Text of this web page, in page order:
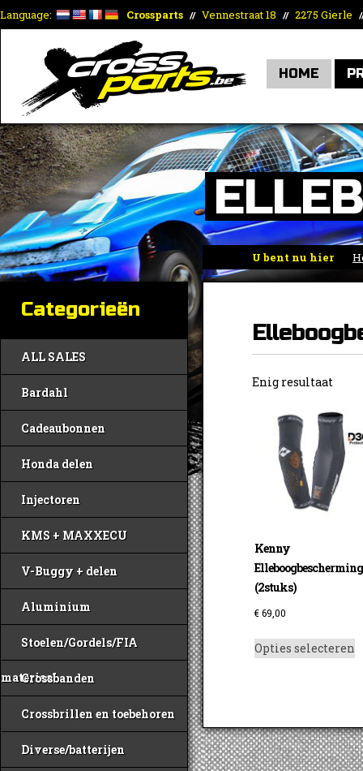
Language: Crossparts // Vennestraat 18 // 2275 Gierle
HOME
U bent nu hier
Categorieën
ALL SALES
Bardahl
Cadeaubonnen
Honda delen
Injectoren
KMS + MAXXECU
V-Buggy + delen
Aluminium
Stoelen/Gordels/FIA
materiaal
Crossbanden
Crossbrillen en toebehoren
Diverse/batterijen
Enig resultaat
Kenny
Elleboogbescherming
(2stuks)
€69,00
Opties selecteren